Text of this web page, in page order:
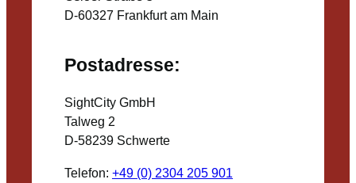
D-60327 Frankfurt am Main
Postadresse:
SightCity GmbH
Talweg 2
D-58239 Schwerte
Telefon: +49 (0) 2304 205 901